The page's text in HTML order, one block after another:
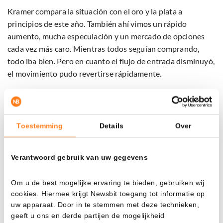
Toestemming Details Over
Verantwoord gebruik van uw gegevens
Om u de best mogelijke ervaring te bieden, gebruiken wij
cookies. Hiermee krijgt Newsbit toegang tot informatie op
uw apparaat. Door in te stemmen met deze technieken,
geeft u ons en derde partijen de mogelijkheid
Kramer compara la situación con el oro y la plata a
principios de este año. También ahí vimos un rápido
aumento, mucha especulación y un mercado de opciones
cada vez más caro. Mientras todos seguían comprando,
todo iba bien. Pero en cuanto el flujo de entrada disminuyó,
el movimiento pudo revertirse rápidamente.
Lo mismo podría ocurrir con Micron. La subida no solo está
impulsada por las fuertes expectativas en torno a la
memoria AI, sino también por los inversores que persiguen
el alza del precio. Esto puede fortalecer el rally, pero
El mercado bursátil depende de cada vez menos
ganadores
El problema más amplio, según Kramer, es que el mercado